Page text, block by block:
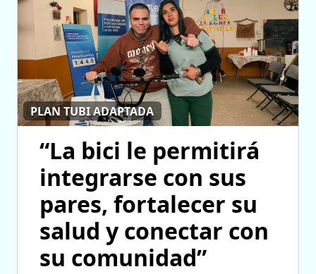
PLAN TUBI ADAPTADA
“La bici le permitirá
integrarse con sus
pares, fortalecer su
salud y conectar con
su comunidad”